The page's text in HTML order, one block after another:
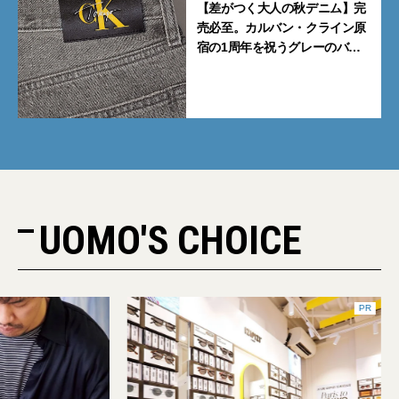
【差がつく大人の秋デニム】完
売必至。カルバン・クライン原
宿の1周年を祝うグレーのバ
UOMO'S CHOICE
PR